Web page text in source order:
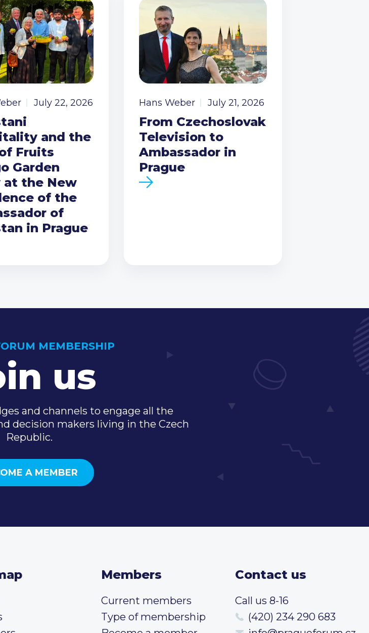
July 22, 2026
and the
Fruits
Garden
at the New
of the
of
in Prague
Hans Weber July 21, 2026
From Czechoslovak
Television to
Ambassador in
Prague
MEMBERSHIP
us
and channels to engage all the
decision makers living in the Czech
Republic.
A MEMBER
Members
Current members
Type of membership
Contact us
Call us 8-16
(420) 234 290 683